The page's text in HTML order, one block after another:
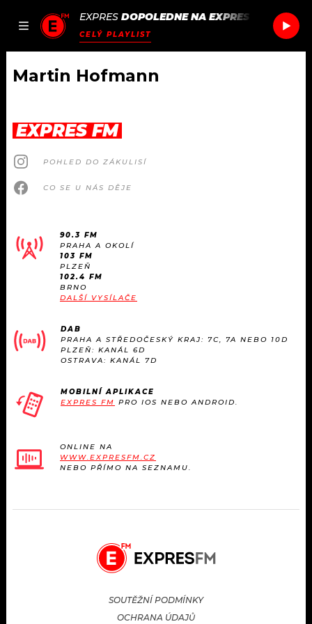
JAK
SEZNAM.CZ
EXPRES DOPOLEDNE NA EXPRES FM /LIZZY
CELÝ PLAYLIST
DOMŮ
ČLÁNKY
AKTUÁLNĚ
ROZHOVORY
#NEBUDUDOMA
KVÍZY
TRENDY
KULTURA
PODCASTY
RÁDIO
APLIKACE
PROGRAM
PLAYLIST
JAK NALADIT
SOUTĚŽE
Martin Hofmann
EXPRES FM
POHLED DO ZÁKULISÍ
CO SE U NÁS DĚJE
90.3 FM
PRAHA A OKOLÍ
103 FM
PLZEŇ
102.4 FM
BRNO
DALŠÍ VYSÍLAČE
DAB
PRAHA A STŘEDOČESKÝ KRAJ: 7C, 7A NEBO 10D
PLZEŇ: KANÁL 6D
OSTRAVA: KANÁL 7D
MOBILNÍ APLIKACE
EXPRES FM PRO IOS NEBO ANDROID.
ONLINE NA
WWW.EXPRESFM.CZ
NEBO PŘÍMO NA SEZNAMU.
SOUTĚŽNÍ PODMÍNKY
OCHRANA ÚDAJŮ